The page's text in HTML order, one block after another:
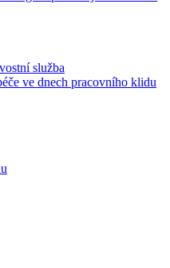
služba
ve dnech pracovního klidu